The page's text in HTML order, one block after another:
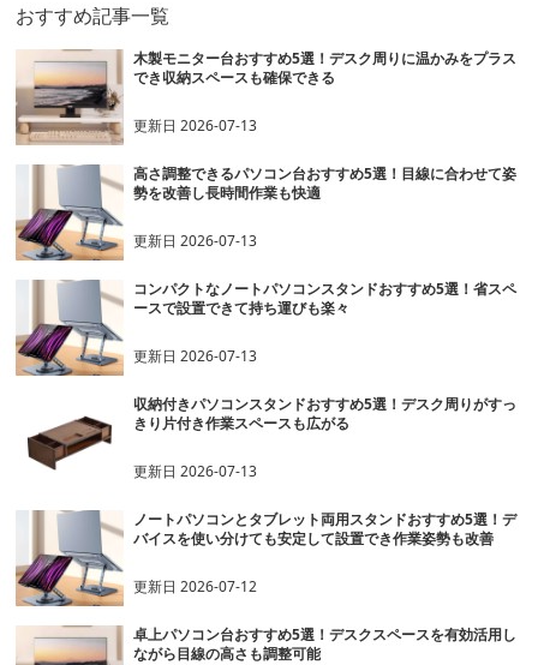
おすすめ記事一覧
木製モニター台おすすめ5選！デスク周りに温かみをプラス
でき収納スペースも確保できる
更新日2026-07-13
高さ調整できるパソコン台おすすめ5選！目線に合わせて姿
勢を改善し長時間作業も快適
更新日2026-07-13
コンパクトなノートパソコンスタンドおすすめ5選！省スペ
ースで設置できて持ち運びも楽々
更新日2026-07-13
収納付きパソコンスタンドおすすめ5選！デスク周りがすっ
きり片付き作業スペースも広がる
更新日2026-07-13
ノートパソコンとタブレット両用スタンドおすすめ5選！デ
バイスを使い分けても安定して設置でき作業姿勢も改善
更新日2026-07-12
卓上パソコン台おすすめ5選！デスクスペースを有効活用し
ながら目線の高さも調整可能